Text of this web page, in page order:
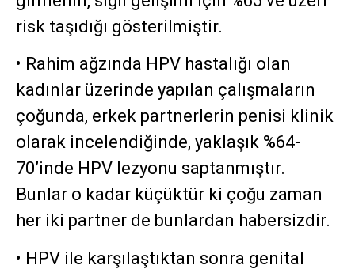
risk taşıdığı gösterilmiştir.
• Rahim ağzında HPV hastalığı olan
kadınlar üzerinde yapılan çalışmaların
çoğunda, erkek partnerlerin penisi klinik
olarak incelendiğinde, yaklaşık %64-
70’inde HPV lezyonu saptanmıştır.
Bunlar o kadar küçüktür ki çoğu zaman
her iki partner de bunlardan habersizdir.
• HPV ile karşılaştıktan sonra genital